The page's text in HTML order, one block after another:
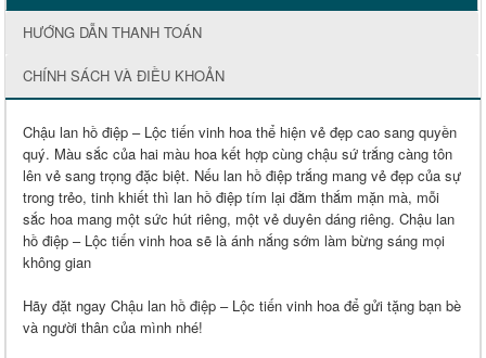
HƯỚNG DẪN THANH TOÁN
CHÍNH SÁCH VÀ ĐIỀU KHOẢN
Chậu lan hồ điệp – Lộc tiến vinh hoa thể hiện vẻ đẹp cao sang quyền
quý. Màu sắc của hai màu hoa kết hợp cùng chậu sứ trắng càng tôn
lên vẻ sang trọng đặc biệt. Nếu lan hồ điệp trắng mang vẻ đẹp của sự
trong trẻo, tinh khiết thì lan hồ điệp tím lại đằm thắm mặn mà, mỗi
sắc hoa mang một sức hút riêng, một vẻ duyên dáng riêng. Chậu lan
hồ điệp – Lộc tiến vinh hoa sẽ là ánh nắng sớm làm bừng sáng mọi
không gian
Hãy đặt ngay Chậu lan hồ điệp – Lộc tiến vinh hoa để gửi tặng bạn bè
và người thân của mình nhé!